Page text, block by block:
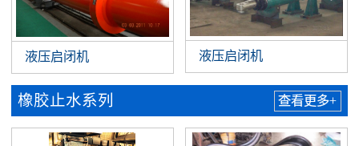
液压启闭机 液压启闭机
橡胶止水系列 查看更多+